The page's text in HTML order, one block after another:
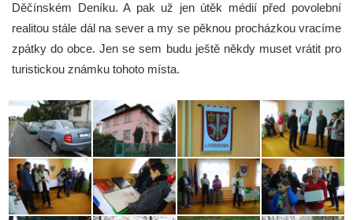
Děčínském Deníku. A pak už jen útěk médií před povolební
realitou stále dál na sever a my se pěknou procházkou vracíme
zpátky do obce. Jen se sem budu ještě někdy muset vrátit pro
turistickou známku tohoto místa.